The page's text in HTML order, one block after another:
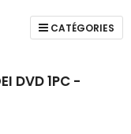
CATÉGORIES
DVD 1PC -